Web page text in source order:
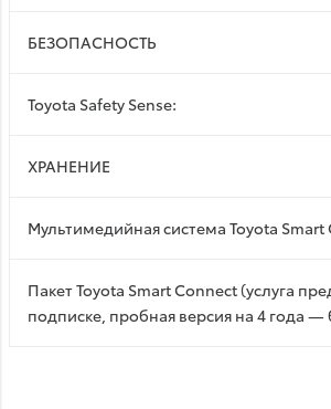
БЕЗОПАСНОСТЬ
Toyota Safety Sense:
ХРАНЕНИЕ
Мультимедийная система Toyota Smart
Пакет Toyota Smart Connect (услуга
подписке, пробная версия на 4 года —